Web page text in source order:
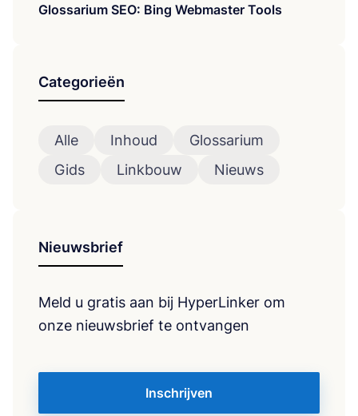
Glossarium SEO: Bing Webmaster Tools
Categorieën
Alle Inhoud
Glossarium
Gids
Linkbouw Nieuws
Nieuwsbrief
Meld u gratis aan bij HyperLinker om
onze nieuwsbrief te ontvangen
Inschrijven